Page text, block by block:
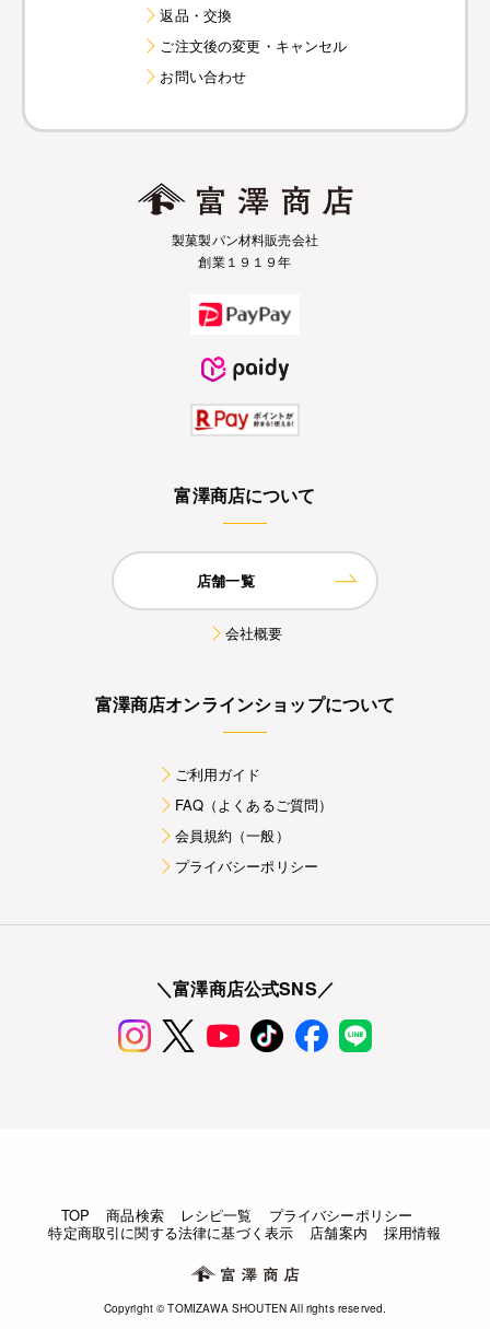
返品・交換
ご注文後の変更・キャンセル
お問い合わせ
製菓製パン材料販売会社
創業１９１９年
富澤商店について
店舗一覧
会社概要
富澤商店オンラインショップについて
ご利用ガイド
FAQ（よくあるご質問）
会員規約（一般）
プライバシーポリシー
＼富澤商店公式SNS／
TOP 商品検索 レシピ一覧
プライバシーポリシー
特定商取引に関する法律に基づく表示
店舗案内 採用情報
Copyright © TOMIZAWA SHOUTEN All rights reserved.